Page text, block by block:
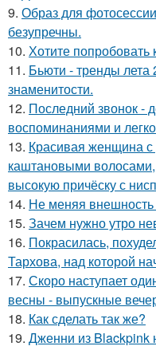
9. Образ для
безупречны.
10. Хотите попробовать
11. Бьюти - тренды
знаменитости.
12. Последний звонок -
воспоминаниями и
13. Красивая женщина
каштановыми
высокую причёску с
14. Не меняя
15. Зачем нужно утро
16. Покрасилась,
Тархова, над которой
17. Скоро наступает
весны - выпускные
18. Как сделать так же?
19. Дженни из Blackpink